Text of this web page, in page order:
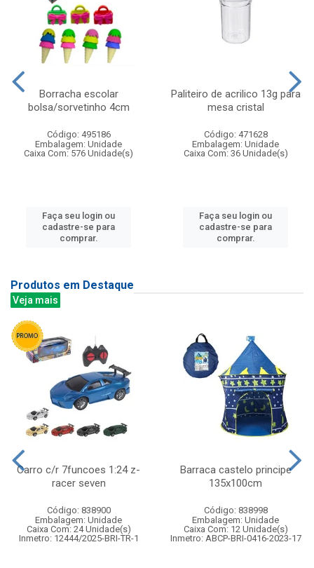
Borracha escolar
bolsa/sorvetinho 4cm
Código: 495186
Embalagem: Unidade
Caixa Com: 576 Unidade(s)
Faça seu login ou
cadastre-se para
comprar.
Paliteiro de acrilico 13g para
mesa cristal
Código: 471628
Embalagem: Unidade
Caixa Com: 36 Unidade(s)
Faça seu login ou
cadastre-se para
comprar.
Produtos em Destaque
Veja mais
Carro c/r 7funcoes 1:24 z-
racer seven
Código: 838900
Embalagem: Unidade
Caixa Com: 24 Unidade(s)
Inmetro: 12444/2025-BRI-TR-1
Barraca castelo principe
135x100cm
Código: 838998
Embalagem: Unidade
Caixa Com: 12 Unidade(s)
Inmetro: ABCP-BRI-0416-2023-17